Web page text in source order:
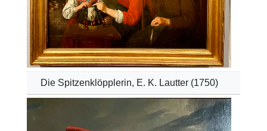
Die Spitzenklöpplerin, E. K. Lautter (1750)